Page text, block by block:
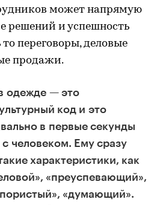
может напрямую
решений и успешность
переговоры, деловые
продажи.
одежде — это
код и это
в первые секунды
человеком. Ему сразу
характеристики, как
«преуспевающий»,
«думающий».